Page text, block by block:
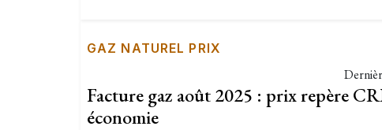
GAZ NATUREL PRIX
Facture gaz août 2025 : prix repère
économie